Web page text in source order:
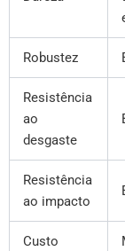
Robustez
Resistência
ao
desgaste
Resistência
ao impacto
Custo